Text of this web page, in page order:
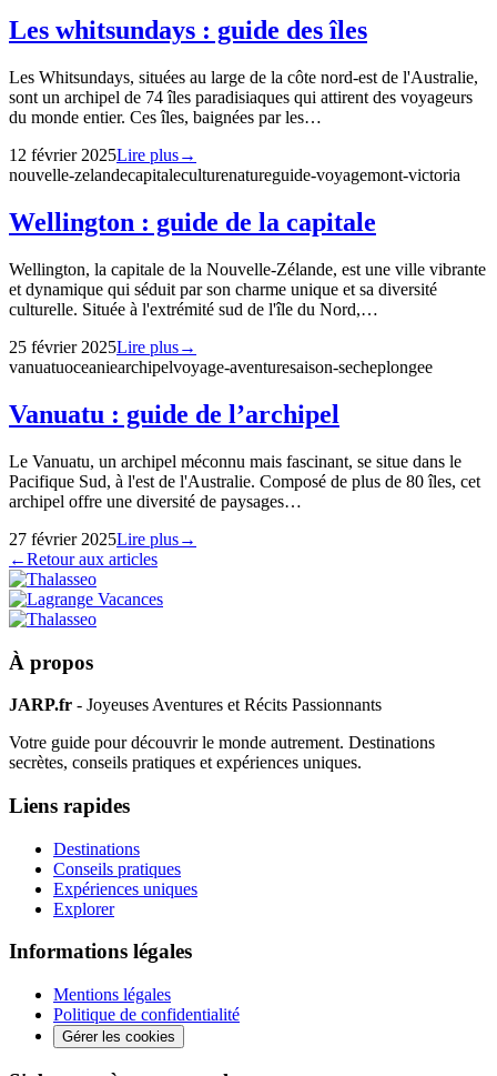
Les whitsundays : guide des îles
Les Whitsundays, situées au large de la côte nord-est de l'Australie,
sont un archipel de 74 îles paradisiaques qui attirent des voyageurs
du monde entier. Ces îles, baignées par les…
12 février 2025Lire plus→
nouvelle-zelandecapitaleculturenatureguide-voyagemont-victoria
Wellington : guide de la capitale
Wellington, la capitale de la Nouvelle-Zélande, est une ville vibrante
et dynamique qui séduit par son charme unique et sa diversité
culturelle. Située à l'extrémité sud de l'île du Nord,…
25 février 2025Lire plus→
vanuatuoceaniearchipelvoyage-aventuresaison-secheplongee
Vanuatu : guide de l’archipel
Le Vanuatu, un archipel méconnu mais fascinant, se situe dans le
Pacifique Sud, à l'est de l'Australie. Composé de plus de 80 îles, cet
archipel offre une diversité de paysages…
27 février 2025Lire plus→
←Retour aux articles
À propos
JARP.fr - Joyeuses Aventures et Récits Passionnants
Votre guide pour découvrir le monde autrement. Destinations
secrètes, conseils pratiques et expériences uniques.
Liens rapides
Destinations
Conseils pratiques
Expériences uniques
Explorer
Informations légales
Mentions légales
Politique de confidentialité
Gérer les cookies